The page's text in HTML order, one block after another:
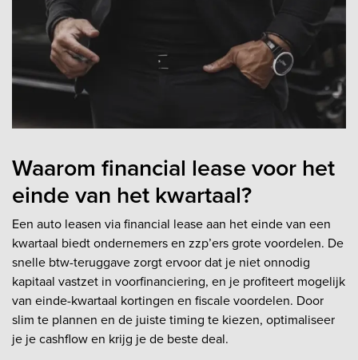
Waarom financial lease voor het
einde van het kwartaal?
Een auto leasen via financial lease aan het einde van een
kwartaal biedt ondernemers en zzp’ers grote voordelen. De
snelle btw-teruggave zorgt ervoor dat je niet onnodig
kapitaal vastzet in voorfinanciering, en je profiteert mogelijk
van einde-kwartaal kortingen en fiscale voordelen. Door
slim te plannen en de juiste timing te kiezen, optimaliseer
je je cashflow en krijg je de beste deal.